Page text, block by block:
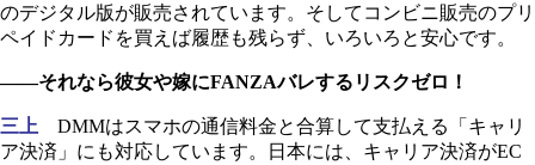
のデジタル版が販売されています。そしてコンビニ販売のプリ
ペイドカードを買えば履歴も残らず、いろいろと安心です。
――それなら彼女や嫁にFANZAバレするリスクゼロ！
三上 DMMはスマホの通信料金と合算して支払える「キャリ
ア決済」にも対応しています。日本には、キャリア決済がEC